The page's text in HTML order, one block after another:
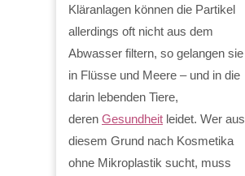
Kläranlagen können die Partikel
allerdings oft nicht aus dem
Abwasser filtern, so gelangen sie
in Flüsse und Meere – und in die
darin lebenden Tiere,
deren Gesundheit leidet. Wer aus
diesem Grund nach Kosmetika
ohne Mikroplastik sucht, muss